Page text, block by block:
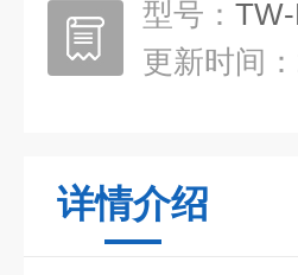
型号：
更新时间：
详情介绍